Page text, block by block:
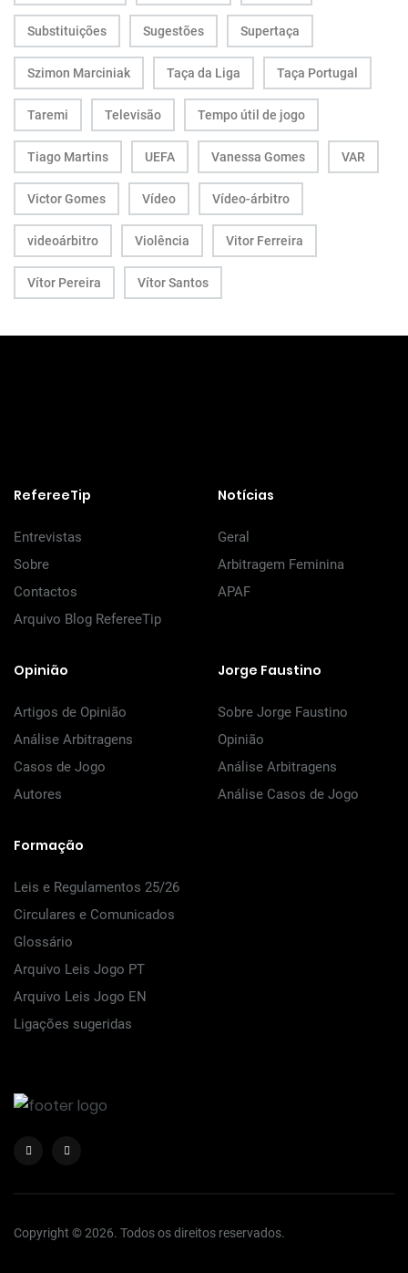
Substituições Sugestões Supertaça
Szimon Marciniak Taça da Liga Taça Portugal
Taremi Televisão Tempo útil de jogo
Tiago Martins UEFA Vanessa Gomes VAR
Victor Gomes Vídeo Vídeo-árbitro
videoárbitro Violência Vitor Ferreira
Vítor Pereira Vítor Santos
RefereeTip
Entrevistas
Sobre
Contactos
Arquivo Blog RefereeTip
Notícias
Geral
Arbitragem Feminina
APAF
Opinião
Artigos de Opinião
Análise Arbitragens
Casos de Jogo
Autores
Jorge Faustino
Sobre Jorge Faustino
Opinião
Análise Arbitragens
Análise Casos de Jogo
Formação
Leis e Regulamentos 25/26
Circulares e Comunicados
Glossário
Arquivo Leis Jogo PT
Arquivo Leis Jogo EN
Ligações sugeridas
Copyright © 2026. Todos os direitos reservados.